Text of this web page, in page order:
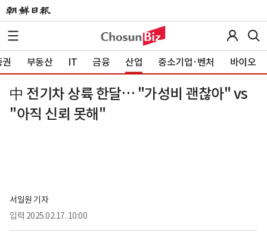
부동산 IT 금융 산업 중소기업·벤처 바이오
中 전기차 상륙 한달… "가성비 괜찮아" vs
"아직 신뢰 못해"
서일원 기자
입력 2025.02.17. 10:00